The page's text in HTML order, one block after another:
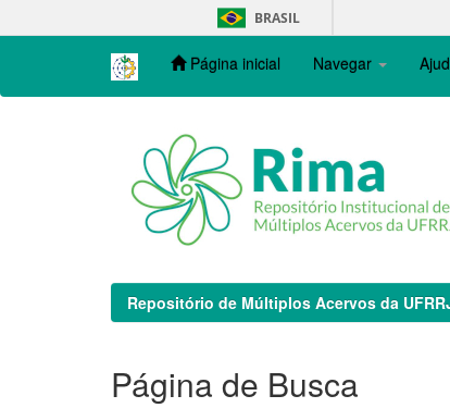
navigation
BRASIL
Página inicial Navegar
Repositório de Múltiplos Acervos da
Página de Busca